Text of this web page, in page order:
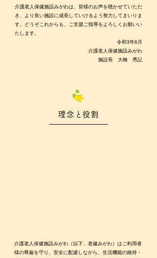
介護老人保健施設みがわは、皆様のお声を聴かせていただ
き、より良い施設に成長していけるよう努力してまいりま
す。どうぞこれからも、ご支援ご指導をよろしくお願いい
たします。
令和3年6月
介護老人保健施設みがわ
施設長 大橋 秀記
理念と役割
介護老人保健施設みがわ（以下、老健みがわ）はご利用者
様の尊厳を守り、安全に配慮しながら、生活機能の維持・